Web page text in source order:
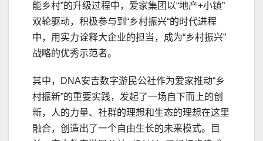
能乡村”的升级过程中，爱家集团以“地产+小镇”
双轮驱动，积极参与到“乡村振兴“的时代进程
中，用实力诠释大企业的担当，成为“乡村振兴”
战略的优秀示范者。
其中，DNA安吉数字游民公社作为爱家推动“乡
村振新”的重要实践，发起了一场自下而上的创
新，人的力量、社群的理想和生态的理想在这里
融合，创造出了一个自由生长的未来模式。目